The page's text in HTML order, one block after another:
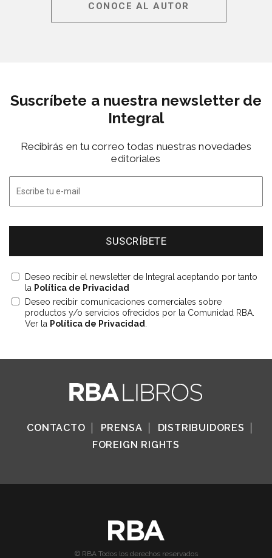
CONOCE AL AUTOR
Suscríbete a nuestra newsletter de
Integral
Recibirás en tu correo todas nuestras novedades
editoriales
Deseo recibir el newsletter de Integral aceptando por tanto
la Política de Privacidad
Deseo recibir comunicaciones comerciales sobre
productos y/o servicios ofrecidos por la Comunidad RBA.
Ver la Política de Privacidad.
CONTACTO PRENSA
DISTRIBUIDORES
FOREIGN RIGHTS
© RBA Todos los derechos reservados